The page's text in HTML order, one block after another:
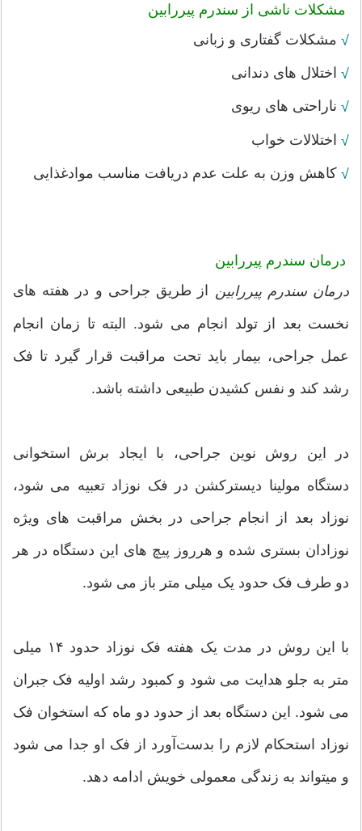
مشکلات ناشی از سندرم پیررابین
√مشکلات گفتاری و زبانی
√اختلال های دندانی
√ناراحتی های ریوی
√اختلالات خواب
√کاهش وزن به علت عدم دریافت مناسب موادغذایی
درمان سندرم پیررابین
درمان سندرم پیررابین از طريق جراحی و در هفته های
نخست بعد از تولد انجام می شود. البته تا زمان انجام
عمل جراحی، بیمار باید تحت مراقبت قرار گیرد تا فک
رشد کند و نفس کشیدن طبیعی داشته باشد.
در این روش نوین جراحی، با ایجاد برش استخوانی
دستگاه مولینا دیسترکشن در فک نوزاد تعبیه می شود،
نوزاد بعد از انجام جراحی در بخش مراقبت های ویژه
نوزادان بستری شده و هرروز پیچ های این دستگاه در هر
دو طرف فک حدود یک میلی متر باز می شود.
با این روش در مدت یک هفته فک نوزاد حدود ۱۴ میلی
متر به جلو هدایت می شود و کمبود رشد اولیه فک جبران
می شود. این دستگاه بعد از حدود دو ماه که استخوان فک
نوزاد استحکام لازم را بدست‌آورد از فک او جدا می شود
و میتواند به زندگی معمولی خویش ادامه دهد.